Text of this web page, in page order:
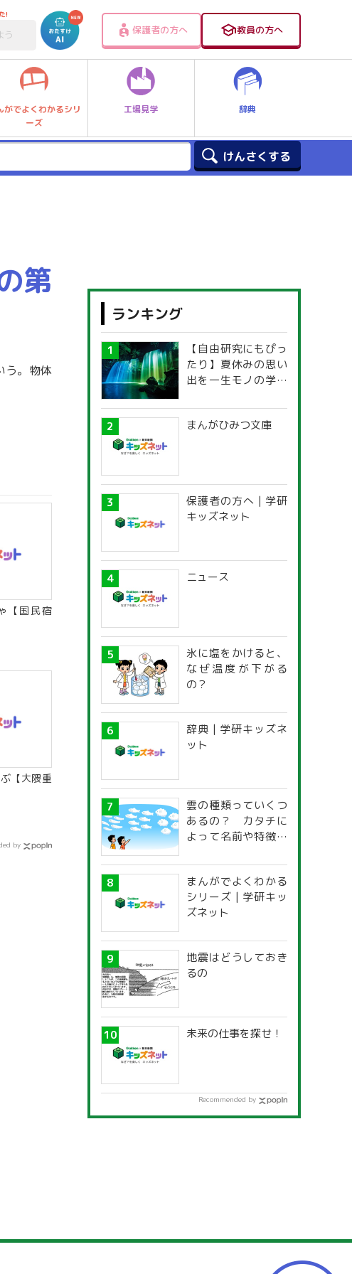
!
保護者の方へ 教員の方へ
がでよくわかるシリ
ーズ
工場見学 辞典
第
う。物体
【国民宿
【大隈重
by
ランキング
【自由研究にもぴっ
たり】夏休みの思い
出を一生モノの学び
探究ガイド
まんがひみつ文庫
保護者の方へ | 学研
キッズネット
ニュース
氷に塩をかけると、
なぜ温度が下がる
の？
辞典 | 学研キッズネ
ット
雲の種類っていくつ
あるの？ カタチに
よって名前や特徴が
まんがでよくわかる
シリーズ | 学研キッ
ズネット
地震はどうしておき
るの
未来の仕事を探せ！
Recommended by